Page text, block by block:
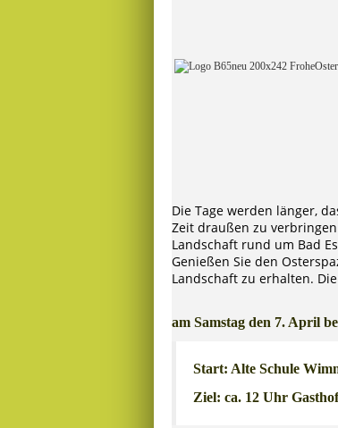
Die Tage werden länger,
Zeit draußen zu
Landschaft rund um Bad
Genießen Sie den
Landschaft zu erhalten.
am Samstag den 7. April
Start: Alte Schule
Ziel: ca. 12 Uhr